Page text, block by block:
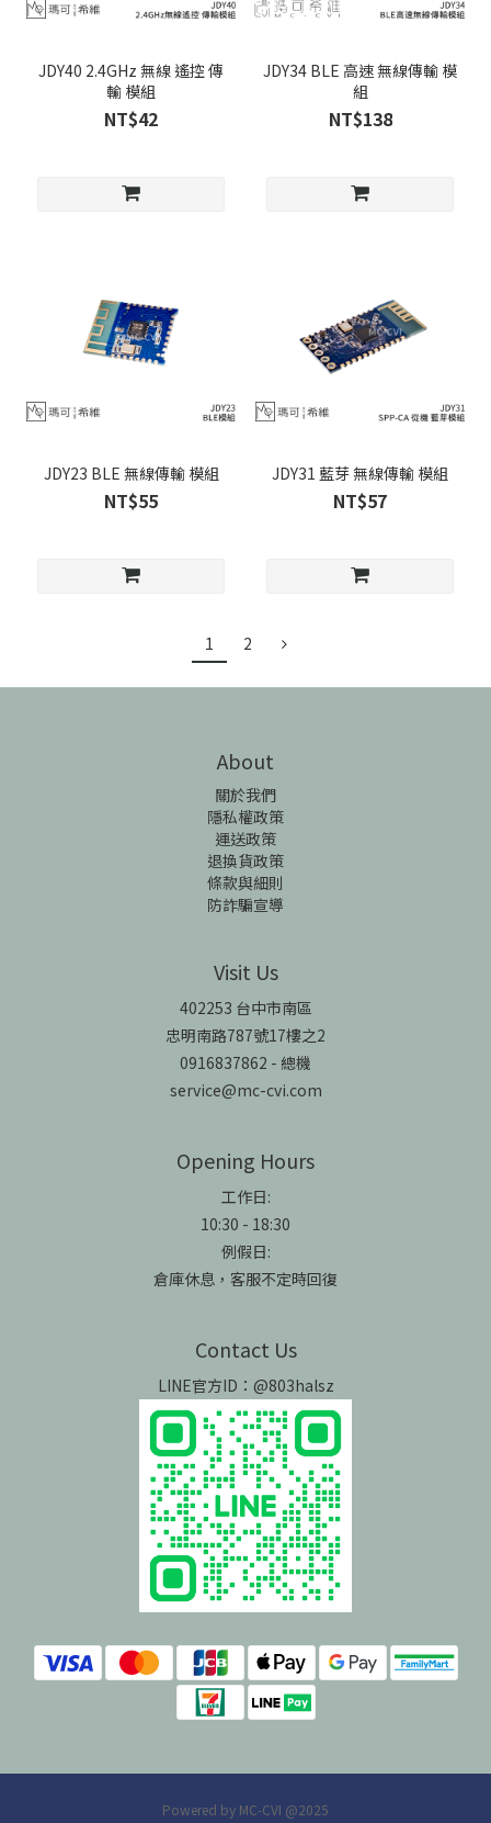
JDY40 2.4GHz 無線 遙控 傳
輸 模組
NT$42
JDY34 BLE 高速 無線傳輸 模
組
NT$138
JDY23 BLE 無線傳輸 模組
NT$55
JDY31 藍芽 無線傳輸 模組
NT$57
1 2
About
關於我們
隱私權政策
運送政策
退換貨政策
條款與細則
防詐騙宣導
Visit Us
402253 台中市南區
忠明南路787號17樓之2
0916837862 - 總機
service@mc-cvi.com
Opening Hours
工作日:
10:30 - 18:30
例假日:
倉庫休息，客服不定時回復
Contact Us
LINE官方ID：@803halsz
Powered by MC-CVI @2025